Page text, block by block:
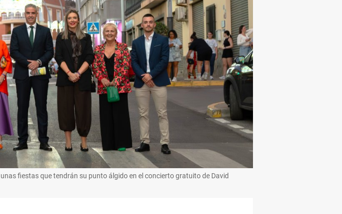
fiestas que tendrán su punto álgido en el concierto gratuito de David